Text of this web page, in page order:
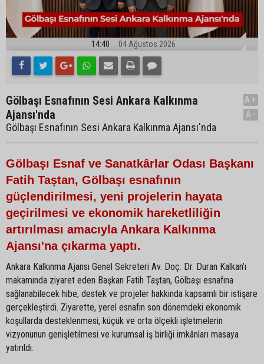
14:40 04 Ağustos 2026
Gölbaşı Esnafının Sesi Ankara Kalkınma
Ajansı'nda
Gölbaşı Esnafının Sesi Ankara Kalkınma Ajansı'nda
A+
A-
Gölbaşı Esnaf ve Sanatkârlar Odası Başkanı
Fatih Taştan, Gölbaşı esnafının
güçlendirilmesi, yeni projelerin hayata
geçirilmesi ve ekonomik hareketliliğin
artırılması amacıyla Ankara Kalkınma
Ajansı'na çıkarma yaptı.
Ankara Kalkınma Ajansı Genel Sekreteri Av. Doç. Dr. Duran Kalkan’ı
makamında ziyaret eden Başkan Fatih Taştan, Gölbaşı esnafına
sağlanabilecek hibe, destek ve projeler hakkında kapsamlı bir istişare
gerçekleştirdi. Ziyarette, yerel esnafın son dönemdeki ekonomik
koşullarda desteklenmesi, küçük ve orta ölçekli işletmelerin
vizyonunun genişletilmesi ve kurumsal iş birliği imkânları masaya
yatırıldı.